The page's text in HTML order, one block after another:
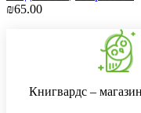
₪65.00
Книгвардс –